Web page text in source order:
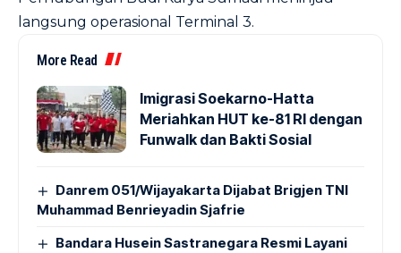
langsung operasional Terminal 3.
More Read
Imigrasi Soekarno-Hatta
Meriahkan HUT ke-81 RI dengan
Funwalk dan Bakti Sosial
Danrem 051/Wijayakarta Dijabat Brigjen TNI
Muhammad Benrieyadin Sjafrie
Bandara Husein Sastranegara Resmi Layani